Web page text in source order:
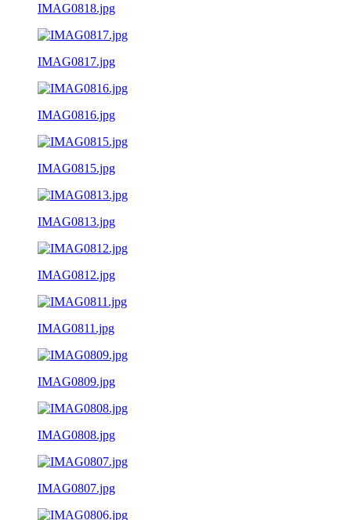
IMAG0818.jpg
IMAG0817.jpg
IMAG0816.jpg
IMAG0815.jpg
IMAG0813.jpg
IMAG0812.jpg
IMAG0811.jpg
IMAG0809.jpg
IMAG0808.jpg
IMAG0807.jpg